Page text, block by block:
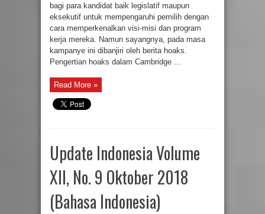
bagi para kandidat baik legislatif maupun
eksekutif untuk mempengaruhi pemilih dengan
cara memperkenalkan visi-misi dan program
kerja mereka. Namun sayangnya, pada masa
kampanye ini dibanjiri oleh berita hoaks.
Pengertian hoaks dalam Cambridge ...
Read More »
Update Indonesia Volume
XII, No. 9 Oktober 2018
(Bahasa Indonesia)